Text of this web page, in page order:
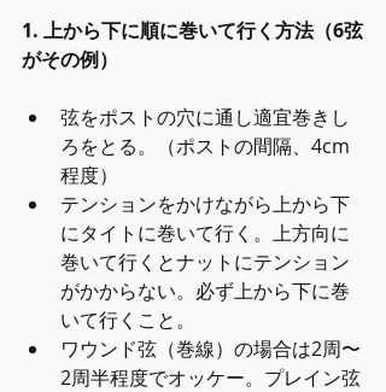
1. 上から下に順に巻いて行く方法（6弦
がその例）
弦をポストの穴に通し適宜巻きし
ろをとる。（ポストの間隔、4cm
程度）
テンションをかけながら上から下
にタイトに巻いて行く。上方向に
巻いて行くとナットにテンション
がかからない。必ず上から下に巻
いて行くこと。
ワウンド弦（巻線）の場合は2周〜
2周半程度でオッケー。プレイン弦